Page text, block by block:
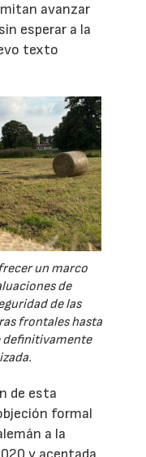
avanzar
esperar a la
texto
un marco
de
de las
frontales hasta
definitivamente
de esta
formal
a la